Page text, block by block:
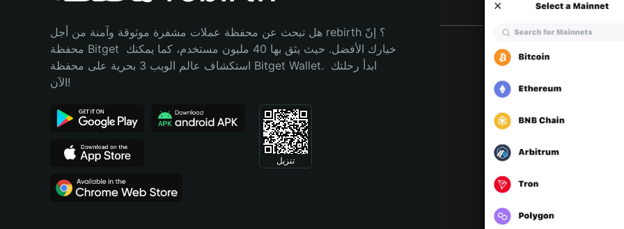
Bahasa Indonesia
Português (Brasil)
هل تبحث عن محفظة عملات مشفرة موثوقة وآمنة من أجل rebirth؟ إنّ
محفظة Bitget خيارك الأفضل. حيث يثق بها 40 مليون مستخدم، كما يمكنك
استكشاف عالم الويب 3 بحرية على محفظة Bitget Wallet. ابدأ رحلتك
الآن!
تنزيل